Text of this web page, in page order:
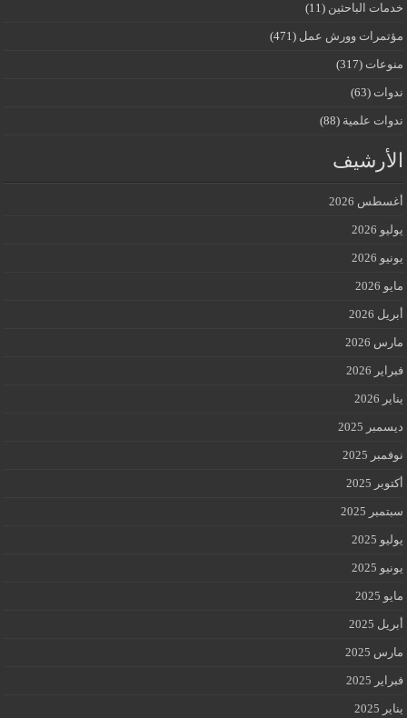
خدمات الباحثين (11)
مؤتمرات وورش عمل (471)
منوعات (317)
ندوات (63)
ندوات علمية (88)
الأرشيف
أغسطس 2026
يوليو 2026
يونيو 2026
مايو 2026
أبريل 2026
مارس 2026
فبراير 2026
يناير 2026
ديسمبر 2025
نوفمبر 2025
أكتوبر 2025
سبتمبر 2025
يوليو 2025
يونيو 2025
مايو 2025
أبريل 2025
مارس 2025
فبراير 2025
يناير 2025